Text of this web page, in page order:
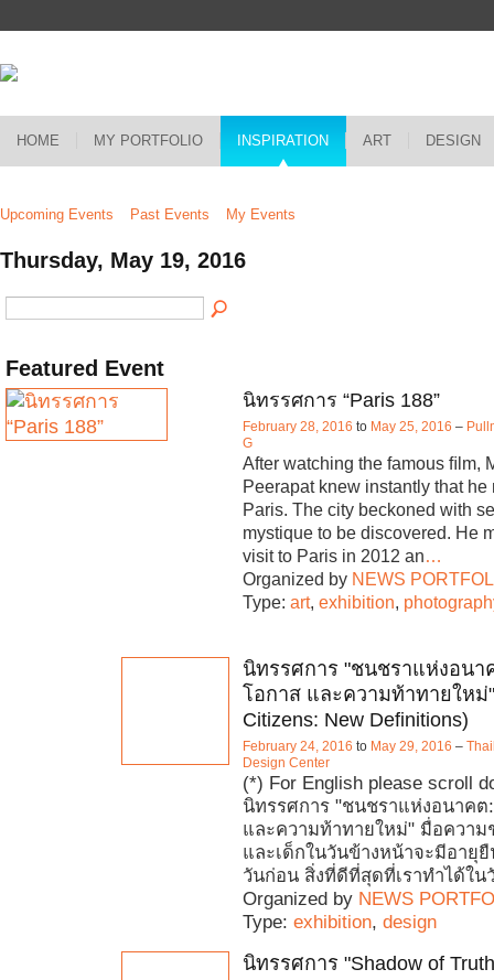
HOME MY PORTFOLIO INSPIRATION ART DESIGN
Upcoming Events Past Events My Events
Thursday, May 19, 2016
Featured Event
นิทรรศการ “Paris 188”
February 28, 2016 to May 25, 2016 –
G
After watching the famous ﬁlm,
Peerapat knew instantly that he
Paris. The city beckoned with
mystique to be discovered. He
visit to Paris in 2012 an
Organized by NEWS
Type: art, exhibition
นิทรรศการ "ชนชราแห่งอนา
โอกาส และความท้าทายใหม่
Citizens: New Definitions)
February 24, 2016 to May 29, 2016 –
Design Center
(*) For English please scroll
นิทรรศการ "ชนชราแห่งอนาคต
และความท้าทายใหม่" มื่อความ
และเด็กในวันข้างหน้าจะมีอายุ
วันก่อน สิ่งที่ดีที่สุดที่เราทำได้ใน
Organized by NEWS
Type: exhibition, design
นิทรรศการ "Shadow of